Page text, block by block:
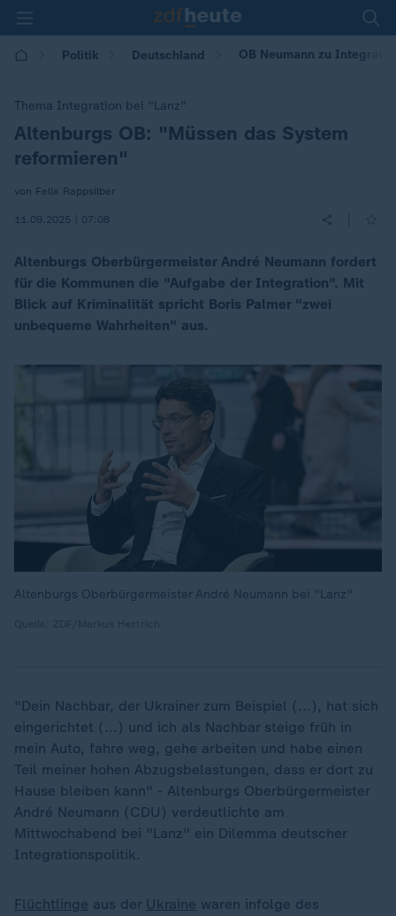
Politik Deutschland OB Neumann zu
Thema Integration bei "Lanz"
:
Altenburgs OB: "Müssen das System
reformieren"
von Felix Rappsilber
11.09.2025 | 07:08
Altenburgs Oberbürgermeister André Neumann fordert
für die Kommunen die "Aufgabe der Integration". Mit
Blick auf Kriminalität spricht Boris Palmer "zwei
unbequeme Wahrheiten" aus.
Altenburgs Oberbürgermeister André Neumann bei "Lanz"
"Dein Nachbar, der Ukrainer zum Beispiel (...), hat sich
eingerichtet (...) und ich als Nachbar steige früh in
mein Auto, fahre weg, gehe arbeiten und habe einen
Teil meiner hohen Abzugsbelastungen, dass er dort zu
Hause bleiben kann" - Altenburgs Oberbürgermeister
André Neumann (CDU) verdeutlichte am
Mittwochabend bei "Lanz" ein Dilemma deutscher
Integrationspolitik.
Flüchtlinge aus der Ukraine waren infolge des